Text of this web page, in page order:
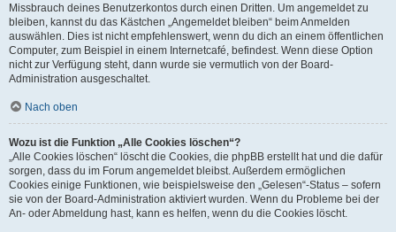
Missbrauch deines Benutzerkontos durch einen Dritten. Um angemeldet zu
bleiben, kannst du das Kästchen „Angemeldet bleiben“ beim Anmelden
auswählen. Dies ist nicht empfehlenswert, wenn du dich an einem öffentlichen
Computer, zum Beispiel in einem Internetcafé, befindest. Wenn diese Option
nicht zur Verfügung steht, dann wurde sie vermutlich von der Board-
Administration ausgeschaltet.
Nach oben
Wozu ist die Funktion „Alle Cookies löschen“?
„Alle Cookies löschen“ löscht die Cookies, die phpBB erstellt hat und die dafür
sorgen, dass du im Forum angemeldet bleibst. Außerdem ermöglichen
Cookies einige Funktionen, wie beispielsweise den „Gelesen“-Status – sofern
sie von der Board-Administration aktiviert wurden. Wenn du Probleme bei der
An- oder Abmeldung hast, kann es helfen, wenn du die Cookies löscht.